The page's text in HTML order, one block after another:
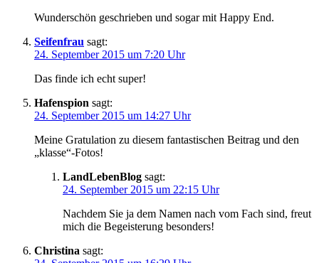
Wunderschön geschrieben und sogar mit Happy End.
Seifenfrau sagt:
24. September 2015 um 7:20 Uhr
Das finde ich echt super!
Hafenspion sagt:
24. September 2015 um 14:27 Uhr
Meine Gratulation zu diesem fantastischen Beitrag und den
„klasse“-Fotos!
LandLebenBlog sagt:
24. September 2015 um 22:15 Uhr
Nachdem Sie ja dem Namen nach vom Fach sind, freut
mich die Begeisterung besonders!
Christina sagt: